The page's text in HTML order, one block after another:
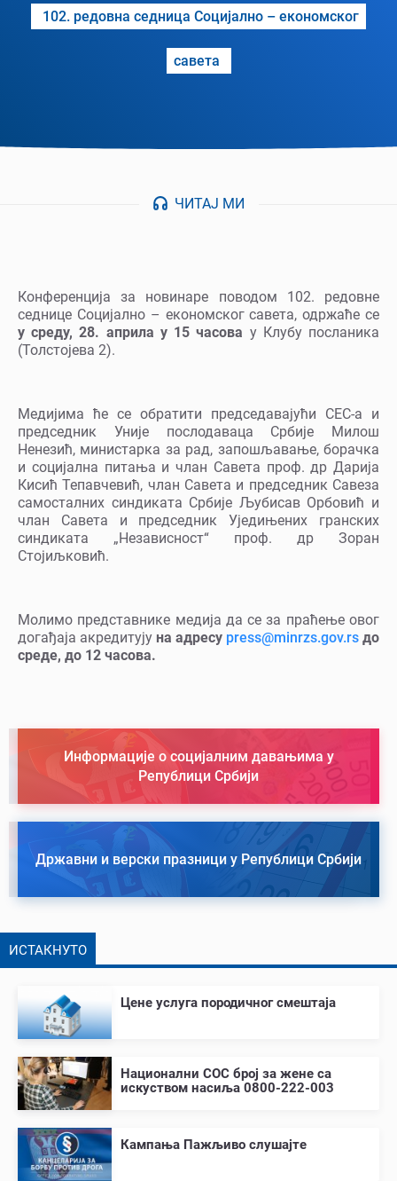
102. редовна седница Социјално – економског
савета
ЧИТАЈ МИ
Конференција за новинаре поводом 102. редовне
седнице Социјално – економског савета, одржаће се
у среду, 28. априла у 15 часова у Клубу посланика
(Толстојева 2).
Медијима ће се обратити председавајући СЕС-а и
председник Уније послодаваца Србије Милош
Ненезић, министарка за рад, запошљавање, борачка
и социјална питања и члан Савета проф. др Дарија
Кисић Тепавчевић, члан Савета и председник Савеза
самосталних синдиката Србије Љубисав Орбовић и
члан Савета и председник Уједињених гранских
синдиката „Независност“ проф. др Зоран
Стојиљковић.
Молимо представнике медија да се за праћење овог
догађаја акредитују на адресу press@minrzs.gov.rs до
среде, до 12 часова.
Информације о социјалним давањима у
Републици Србији
Државни и верски празници у Републици Србији
ИСТАКНУТО
Цене услуга породичног смештаја
Национални СОС број за жене са
искуством насиља 0800-222-003
Кампања Пажљиво слушајте